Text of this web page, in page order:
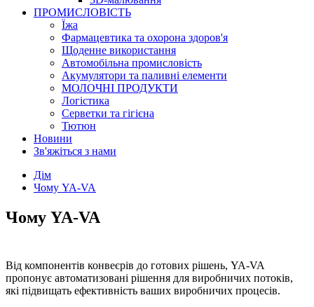
ПРОМИСЛОВІСТЬ
Їжа
Фармацевтика та охорона здоров'я
Щоденне використання
Автомобільна промисловість
Акумулятори та паливні елементи
МОЛОЧНІ ПРОДУКТИ
Логістика
Серветки та гігієна
Тютюн
Новини
Зв'яжіться з нами
Дім
Чому YA-VA
Чому YA-VA
Від компонентів конвеєрів до готових рішень, YA-VA
пропонує автоматизовані рішення для виробничих потоків,
які підвищать ефективність ваших виробничих процесів.